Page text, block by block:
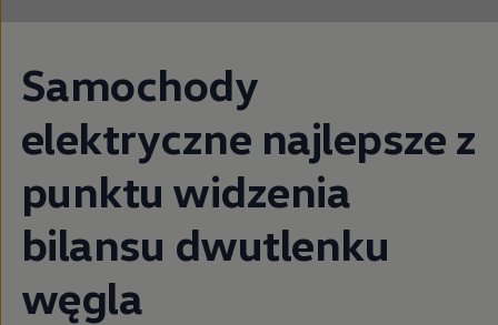
Samochody
elektryczne najlepsze z
punktu widzenia
bilansu dwutlenku
węgla